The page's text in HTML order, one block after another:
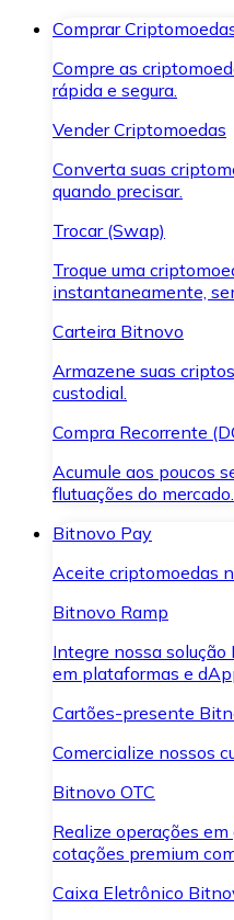
Comprar
Compre as
rápida e segura.
Vender Criptomoedas
Converta suas
quando precisar.
Trocar (Swap)
Troque uma
instantaneamente,
Carteira Bitnovo
Armazene suas
custodial.
Compra Recorrente
Acumule aos poucos
flutuações do mercado.
Bitnovo Pay
Aceite criptomoedas
Bitnovo Ramp
Integre nossa
em plataformas e
Cartões-presente
Comercialize nossos
Bitnovo OTC
Realize operações
cotações premium
Caixa Eletrônico